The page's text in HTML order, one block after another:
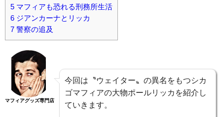
5 マフィアも恐れる刑務所生活
6 ジアンカーナとリッカ
7 警察の追及
マフィアグッズ専門店
今回は〝ウェイター〟の異名をもつシカ
ゴマフィアの大物ポールリッカを紹介し
ていきます。